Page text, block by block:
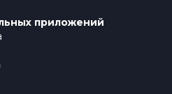
приложений